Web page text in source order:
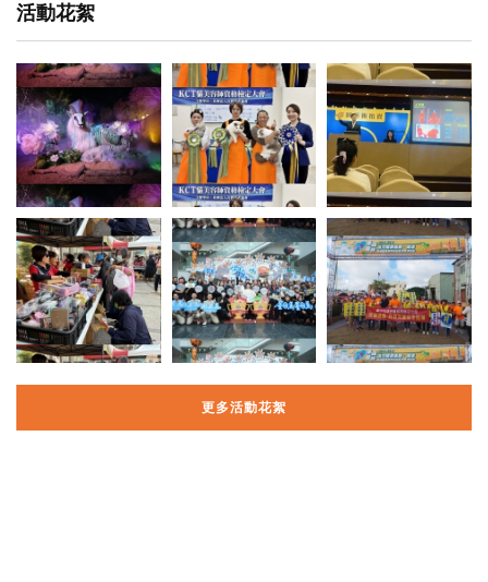
活動花絮
更多活動花絮